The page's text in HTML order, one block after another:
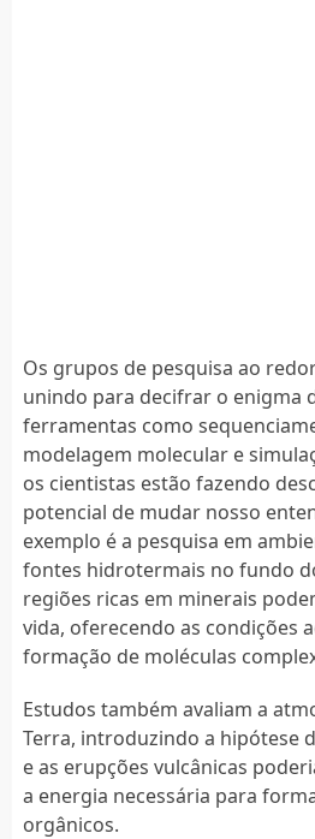
Os grupos de pesquisa ao
unindo para decifrar o enigma
ferramentas como
modelagem molecular e
os cientistas estão fazendo
potencial de mudar nosso
exemplo é a pesquisa em
fontes hidrotermais no fundo
regiões ricas em minerais
vida, oferecendo as condições
formação de moléculas
Estudos também avaliam a
Terra, introduzindo a hipótese
e as erupções vulcânicas
a energia necessária para
orgânicos.